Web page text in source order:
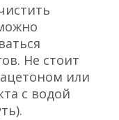
Не стоит
или
с водой